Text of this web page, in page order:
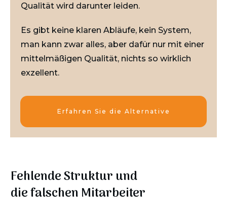
Qualität wird darunter leiden.
Es gibt keine klaren Abläufe, kein System,
man kann zwar alles, aber dafür nur mit einer
mittelmäßigen Qualität, nichts so wirklich
exzellent.
Erfahren Sie die Alternative
Fehlende Struktur und
die falschen Mitarbeiter